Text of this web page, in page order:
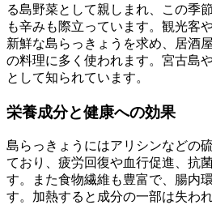
る島野菜として親しまれ、この季
も辛みも際立っています。観光客
新鮮な島らっきょうを求め、居酒
の料理に多く使われます。宮古島
として知られています。
栄養成分と健康への効果
島らっきょうにはアリシンなどの
ており、疲労回復や血行促進、抗
す。また食物繊維も豊富で、腸内
す。加熱すると成分の一部は失わ